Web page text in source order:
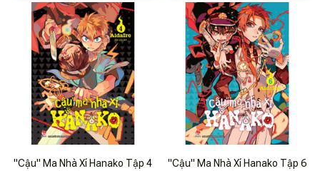
"Cậu" Ma Nhà Xí Hanako Tập 4
"Cậu" Ma Nhà Xí Hanako Tập 6